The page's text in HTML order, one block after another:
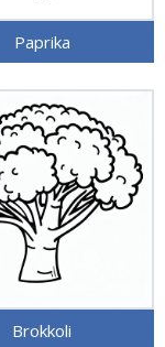
Paprika
Brokkoli